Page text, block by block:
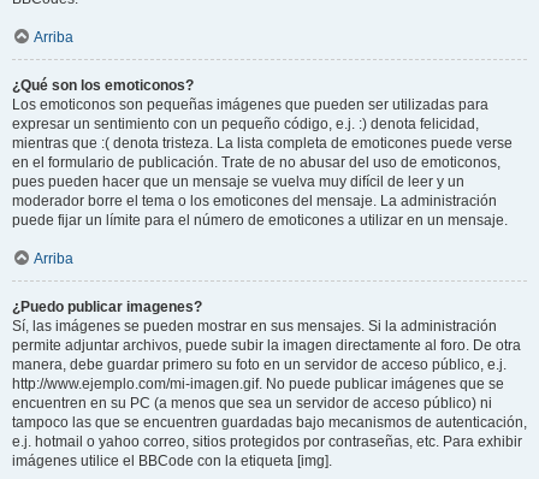
Arriba
¿Qué son los emoticonos?
Los emoticonos son pequeñas imágenes que pueden ser utilizadas para
expresar un sentimiento con un pequeño código, e.j. :) denota felicidad,
mientras que :( denota tristeza. La lista completa de emoticones puede verse
en el formulario de publicación. Trate de no abusar del uso de emoticonos,
pues pueden hacer que un mensaje se vuelva muy difícil de leer y un
moderador borre el tema o los emoticones del mensaje. La administración
puede fijar un límite para el número de emoticones a utilizar en un mensaje.
Arriba
¿Puedo publicar imagenes?
Sí, las imágenes se pueden mostrar en sus mensajes. Si la administración
permite adjuntar archivos, puede subir la imagen directamente al foro. De otra
manera, debe guardar primero su foto en un servidor de acceso público, e.j.
http://www.ejemplo.com/mi-imagen.gif. No puede publicar imágenes que se
encuentren en su PC (a menos que sea un servidor de acceso público) ni
tampoco las que se encuentren guardadas bajo mecanismos de autenticación,
e.j. hotmail o yahoo correo, sitios protegidos por contraseñas, etc. Para exhibir
imágenes utilice el BBCode con la etiqueta [img].